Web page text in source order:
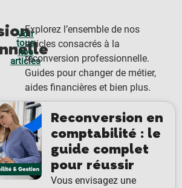
Voir
tous
nos
articles
Explorez l’ensemble de nos
articles consacrés à la
reconversion professionnelle.
Guides pour changer de métier,
aides financières et bien plus.
Reconversion en
comptabilité : le
guide complet
pour réussir
Vous envisagez une